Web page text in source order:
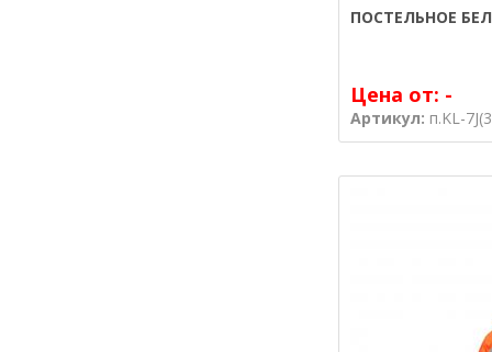
ПОСТЕЛЬНОЕ
Цена от: -
Артикул: п.KL-